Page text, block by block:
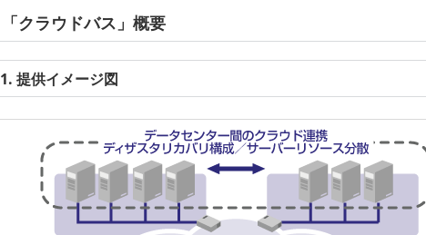
「クラウドバス」概要
1. 提供イメージ図